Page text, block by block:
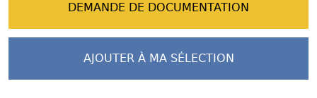
DEMANDE DE DOCUMENTATION
AJOUTER À MA SÉLECTION